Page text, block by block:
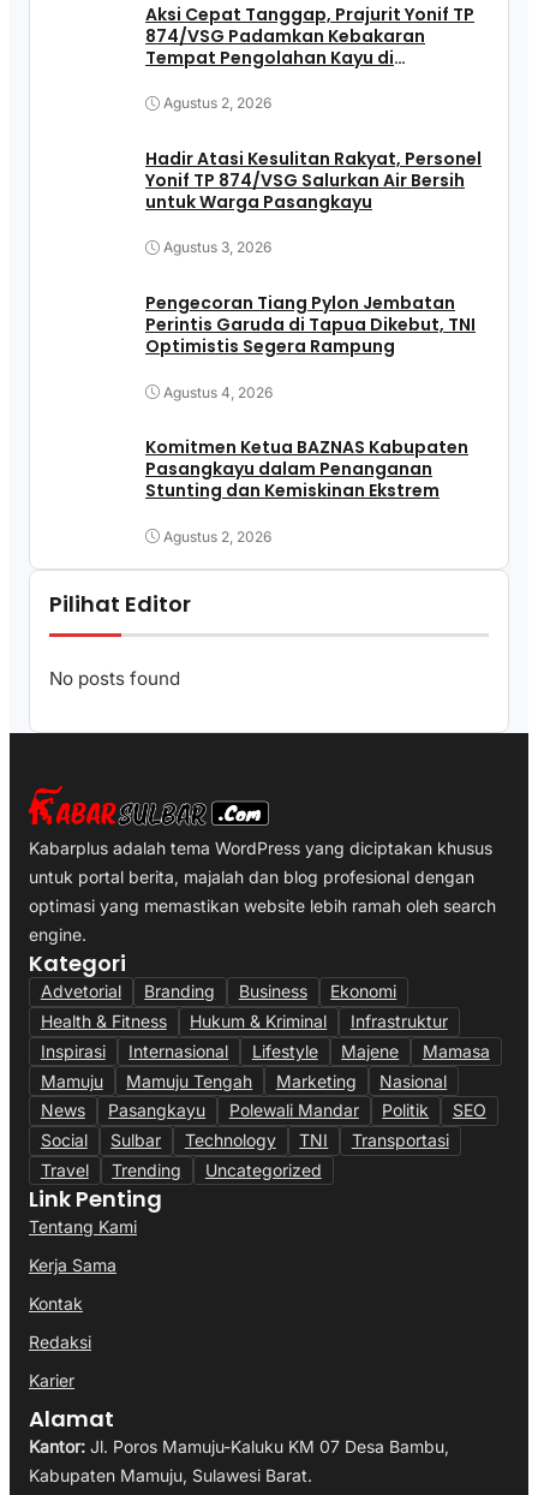
Aksi Cepat Tanggap, Prajurit Yonif TP
874/VSG Padamkan Kebakaran
Tempat Pengolahan Kayu di
Agustus 2, 2026
Hadir Atasi Kesulitan Rakyat, Personel
Yonif TP 874/VSG Salurkan Air Bersih
untuk Warga Pasangkayu
Agustus 3, 2026
Pengecoran Tiang Pylon Jembatan
Perintis Garuda di Tapua Dikebut, TNI
Optimistis Segera Rampung
Agustus 4, 2026
Komitmen Ketua BAZNAS Kabupaten
Pasangkayu dalam Penanganan
Stunting dan Kemiskinan Ekstrem
Agustus 2, 2026
Pilihat Editor
No posts found
Kabarplus adalah tema WordPress yang diciptakan khusus
untuk portal berita, majalah dan blog profesional dengan
optimasi yang memastikan website lebih ramah oleh search
engine.
Kategori
Advetorial Branding Business
Ekonomi
Health & Fitness
Hukum & Kriminal
Infrastruktur
Inspirasi
Internasional Lifestyle Majene
Mamasa
Mamuju
Mamuju Tengah Marketing
Nasional
News
Pasangkayu Polewali Mandar Politik
SEO
Social
Sulbar Technology TNI
Transportasi
Travel
Trending Uncategorized
Link Penting
Tentang Kami
Kerja Sama
Kontak
Redaksi
Karier
Alamat
Kantor: Jl. Poros Mamuju-Kaluku KM 07 Desa Bambu,
Kabupaten Mamuju, Sulawesi Barat.